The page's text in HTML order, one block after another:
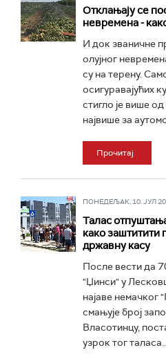
Отклањају се
невремена -
И док званичне
олујног
су на терену.
осигуравајућих
стигло је више
највише за
Прочитај
ПОНЕДЕЉАК, 10. ЈУЛ
Талас
како заштитити
државну касу
После вести да
"Џинси" у
најаве немачког
смањује број
Власотинцу,
узрок тог